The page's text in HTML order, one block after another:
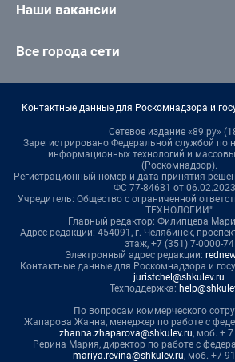
Наши вакансии
Все города сети
Контактные данные для Роскомнадзора и
Сетевое издание «89.ру»
Зарегистрировано Федеральной службой по
информационных технологий и
(Роскомнадзор).
Регистрационный номер и дата принятия
ФС 77-84681 от 06.02.2023
Учредитель: Общество с ограниченной
ТЕХНОЛОГИИ"
Главный редактор: Филипцева
Адрес редакции: 454091, г. Челябинск,
этаж, +7 (351) 7-0000-74
Электронный адрес редакции:
Контактные данные для Роскомнадзора и
juristchel@shkulev.ru
Техподдержка:
По вопросам коммерческого
Жапарова Жанна, менеджер по работе с
zhanna.zhaparova@shkulev.ru, моб. +
Ревина Мария, директор по работе с
mariya.revina@shkulev.ru, моб. +7